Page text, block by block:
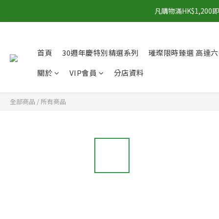
凡購物滿HK$1,200
首頁 30週年慶特別精選系列
璀璨限時臻選 高達
關於
VIP會員 分店資料
全部商品 / 所有商品